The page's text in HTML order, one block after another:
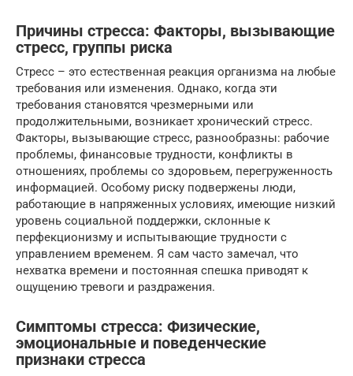
Причины стресса: Факторы, вызывающие
стресс, группы риска
Стресс – это естественная реакция организма на любые
требования или изменения. Однако, когда эти
требования становятся чрезмерными или
продолжительными, возникает хронический стресс.
Факторы, вызывающие стресс, разнообразны: рабочие
проблемы, финансовые трудности, конфликты в
отношениях, проблемы со здоровьем, перегруженность
информацией. Особому риску подвержены люди,
работающие в напряженных условиях, имеющие низкий
уровень социальной поддержки, склонные к
перфекционизму и испытывающие трудности с
управлением временем. Я сам часто замечал, что
нехватка времени и постоянная спешка приводят к
ощущению тревоги и раздражения.
Симптомы стресса: Физические,
эмоциональные и поведенческие
признаки стресса